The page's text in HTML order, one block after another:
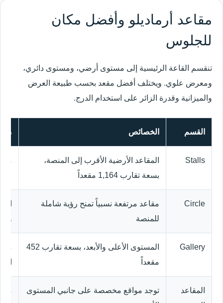
مقاعد أرماديلو وأفضل مكان
للجلوس
تنقسم القاعة الرئيسية إلى مستوى أرضي، ومستوى دائري،
ومعرض علوي. ويختلف أفضل مقعد بحسب طبيعة العرض
والميزانية وقدرة الزائر على استخدام الدرج.
القسم الخصائص
Stalls
المقاعد الأرضية الأقرب إلى المنصة،
بسعة تقارب 1,164 مقعداً
من
Circle
مقاعد مرتفعة نسبياً تمنح رؤية شاملة
للمنصة
Gallery
المستوى الأعلى والأبعد، بسعة تقارب 452
مقعداً
من
المقاعد
توجد مواقع مخصصة على جانبي المستوى